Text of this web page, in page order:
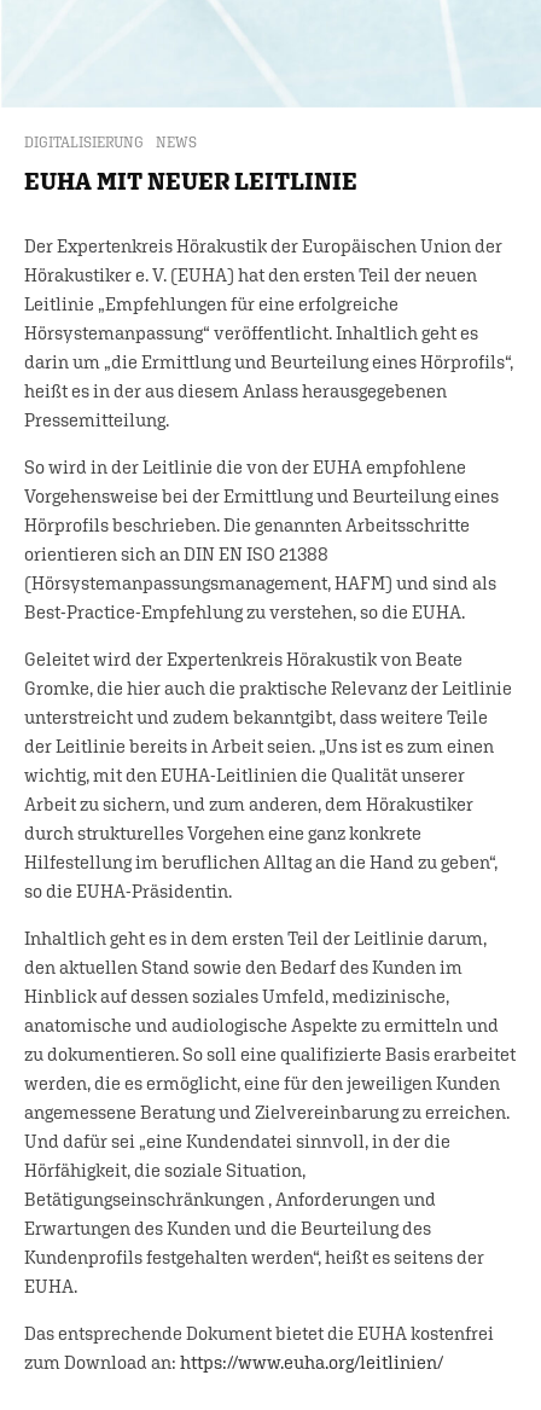
DIGITALISIERUNG NEWS
EUHA MIT NEUER LEITLINIE
Der Expertenkreis Hörakustik der Europäischen Union der
Hörakustiker e. V. (EUHA) hat den ersten Teil der neuen
Leitlinie „Empfehlungen für eine erfolgreiche
Hörsystemanpassung“ veröffentlicht. Inhaltlich geht es
darin um „die Ermittlung und Beurteilung eines Hörprofils“,
heißt es in der aus diesem Anlass herausgegebenen
Pressemitteilung.
So wird in der Leitlinie die von der EUHA empfohlene
Vorgehensweise bei der Ermittlung und Beurteilung eines
Hörprofils beschrieben. Die genannten Arbeitsschritte
orientieren sich an DIN EN ISO 21388
(Hörsystemanpassungsmanagement, HAFM) und sind als
Best-Practice-Empfehlung zu verstehen, so die EUHA.
Geleitet wird der Expertenkreis Hörakustik von Beate
Gromke, die hier auch die praktische Relevanz der Leitlinie
unterstreicht und zudem bekanntgibt, dass weitere Teile
der Leitlinie bereits in Arbeit seien. „Uns ist es zum einen
wichtig, mit den EUHA-Leitlinien die Qualität unserer
Arbeit zu sichern, und zum anderen, dem Hörakustiker
durch strukturelles Vorgehen eine ganz konkrete
Hilfestellung im beruflichen Alltag an die Hand zu geben“,
so die EUHA-Präsidentin.
Inhaltlich geht es in dem ersten Teil der Leitlinie darum,
den aktuellen Stand sowie den Bedarf des Kunden im
Hinblick auf dessen soziales Umfeld, medizinische,
anatomische und audiologische Aspekte zu ermitteln und
zu dokumentieren. So soll eine qualifizierte Basis erarbeitet
werden, die es ermöglicht, eine für den jeweiligen Kunden
angemessene Beratung und Zielvereinbarung zu erreichen.
Und dafür sei „eine Kundendatei sinnvoll, in der die
Hörfähigkeit, die soziale Situation,
Betätigungseinschränkungen , Anforderungen und
Erwartungen des Kunden und die Beurteilung des
Kundenprofils festgehalten werden“, heißt es seitens der
EUHA.
Das entsprechende Dokument bietet die EUHA kostenfrei
zum Download an: https://www.euha.org/leitlinien/